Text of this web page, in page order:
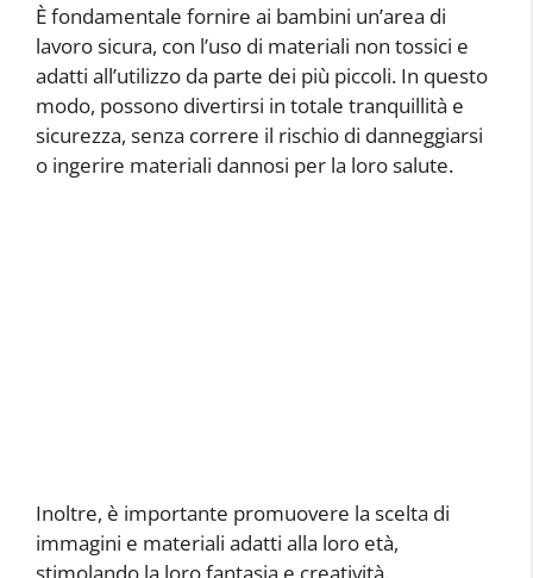
È fondamentale fornire ai bambini un’area di
lavoro sicura, con l’uso di materiali non tossici e
adatti all’utilizzo da parte dei più piccoli. In questo
modo, possono divertirsi in totale tranquillità e
sicurezza, senza correre il rischio di danneggiarsi
o ingerire materiali dannosi per la loro salute.
Inoltre, è importante promuovere la scelta di
immagini e materiali adatti alla loro età,